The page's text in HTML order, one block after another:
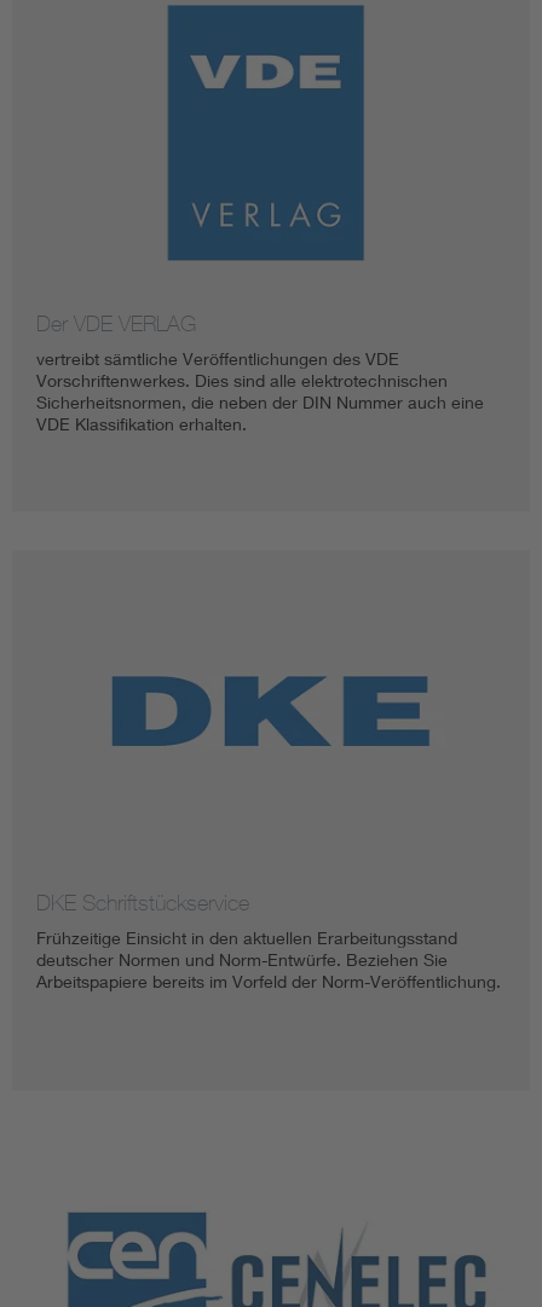
Der VDE VERLAG
vertreibt sämtliche Veröffentlichungen des VDE
Vorschriftenwerkes. Dies sind alle elektrotechnischen
Sicherheitsnormen, die neben der DIN Nummer auch eine
VDE Klassifikation erhalten.
DKE Schriftstückservice
Frühzeitige Einsicht in den aktuellen Erarbeitungsstand
deutscher Normen und Norm-Entwürfe. Beziehen Sie
Arbeitspapiere bereits im Vorfeld der Norm-Veröffentlichung.